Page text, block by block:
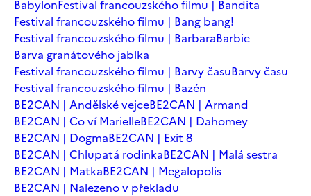
BabylonFestival francouzského filmu | Bandita
Festival francouzského filmu | Bang bang!
Festival francouzského filmu | BarbaraBarbie
Barva granátového jablka
Festival francouzského filmu | Barvy časuBarvy času
Festival francouzského filmu | Bazén
BE2CAN | Andělské vejceBE2CAN | Armand
BE2CAN | Co ví MarielleBE2CAN | Dahomey
BE2CAN | DogmaBE2CAN | Exit 8
BE2CAN | Chlupatá rodinkaBE2CAN | Malá sestra
BE2CAN | MatkaBE2CAN | Megalopolis
BE2CAN | Nalezeno v překladu